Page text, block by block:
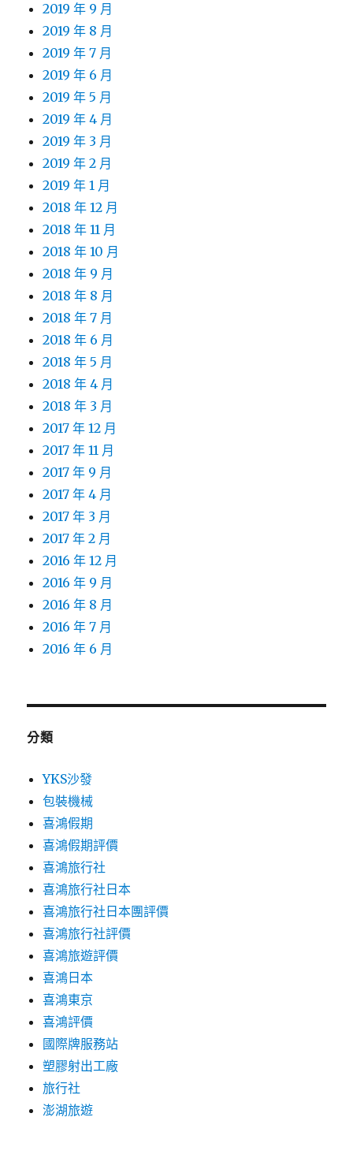
2019 年 9 月
2019 年 8 月
2019 年 7 月
2019 年 6 月
2019 年 5 月
2019 年 4 月
2019 年 3 月
2019 年 2 月
2019 年 1 月
2018 年 12 月
2018 年 11 月
2018 年 10 月
2018 年 9 月
2018 年 8 月
2018 年 7 月
2018 年 6 月
2018 年 5 月
2018 年 4 月
2018 年 3 月
2017 年 12 月
2017 年 11 月
2017 年 9 月
2017 年 4 月
2017 年 3 月
2017 年 2 月
2016 年 12 月
2016 年 9 月
2016 年 8 月
2016 年 7 月
2016 年 6 月
分類
YKS沙發
包裝機械
喜鴻假期
喜鴻假期評價
喜鴻旅行社
喜鴻旅行社日本
喜鴻旅行社日本團評價
喜鴻旅行社評價
喜鴻旅遊評價
喜鴻日本
喜鴻東京
喜鴻評價
國際牌服務站
塑膠射出工廠
旅行社
澎湖旅遊